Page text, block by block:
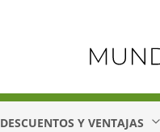
DESCUENTOS Y VENTAJAS